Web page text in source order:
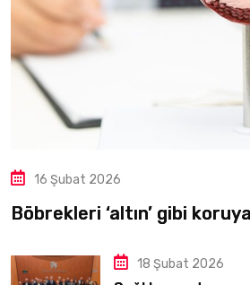
16 Şubat 2026
Böbrekleri ‘altın’ gibi
18 Şubat 2026